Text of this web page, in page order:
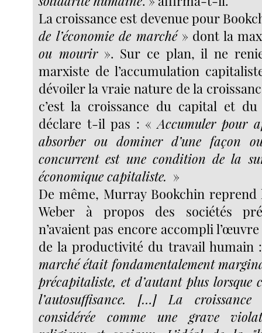
La croissance est devenue pour
de l’économie de marché» dont la
ou mourir». Sur ce plan, il ne
marxiste de l’accumulation
dévoiler la vraie nature de la
c’est la croissance du capital et
déclare t-il pas : «Accumuler pour
absorber ou dominer d’une façon
concurrent est une condition de la
économique capitaliste. »
De même, Murray Bookchin reprend
Weber à propos des sociétés
n’avaient pas encore accompli
de la productivité du travail humain
marché était fondamentalement
précapitaliste, et d’autant plus
l’autosuffisance. […] La
considérée comme une grave